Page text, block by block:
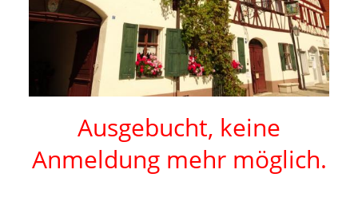
Ausgebucht, keine
Anmeldung mehr möglich.